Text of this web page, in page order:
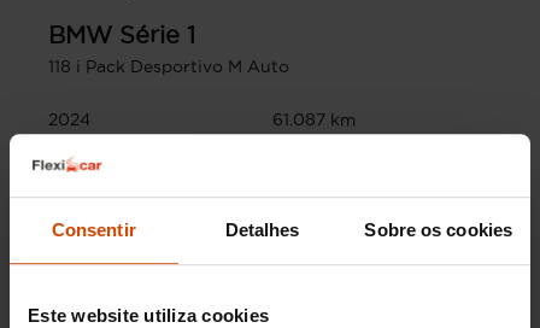
Consentir Detalhes Sobre os cookies
Este website utiliza cookies
BMW Série 1
118 i Pack Desportivo M Auto
2024
61.087 km
Prazo
Montante financiado 26.490,00